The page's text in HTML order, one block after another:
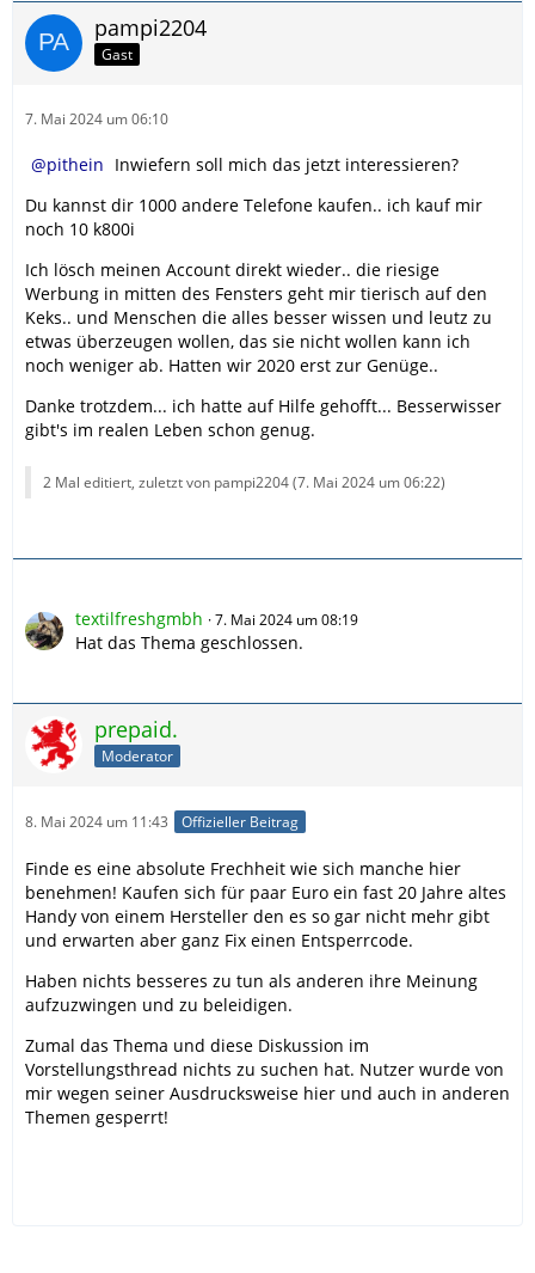
pampi2204
Gast
7. Mai 2024 um 06:10
pithein Inwiefern soll mich das jetzt interessieren?
Du kannst dir 1000 andere Telefone kaufen.. ich kauf mir
noch 10 k800i
Ich lösch meinen Account direkt wieder.. die riesige
Werbung in mitten des Fensters geht mir tierisch auf den
Keks.. und Menschen die alles besser wissen und leutz zu
etwas überzeugen wollen, das sie nicht wollen kann ich
noch weniger ab. Hatten wir 2020 erst zur Genüge..
Danke trotzdem... ich hatte auf Hilfe gehofft... Besserwisser
gibt's im realen Leben schon genug.
2 Mal editiert, zuletzt von pampi2204 (7. Mai 2024 um 06:22)
textilfreshgmbh 7. Mai 2024 um 08:19
Hat das Thema geschlossen.
prepaid.
Moderator
8. Mai 2024 um 11:43 Offizieller Beitrag
Finde es eine absolute Frechheit wie sich manche hier
benehmen! Kaufen sich für paar Euro ein fast 20 Jahre altes
Handy von einem Hersteller den es so gar nicht mehr gibt
und erwarten aber ganz Fix einen Entsperrcode.
Haben nichts besseres zu tun als anderen ihre Meinung
aufzuzwingen und zu beleidigen.
Zumal das Thema und diese Diskussion im
Vorstellungsthread nichts zu suchen hat. Nutzer wurde von
mir wegen seiner Ausdrucksweise hier und auch in anderen
Themen gesperrt!